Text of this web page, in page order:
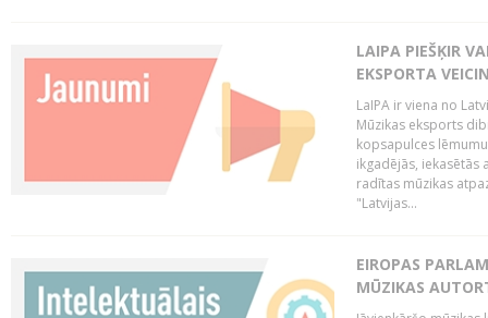
LAIPA PIEŠĶIR
EKSPORTA
LaIPA ir viena no
Mūzikas eksports
kopsapulces
ikgadējās, iekasētās
radītas mūzikas
"Latvijas...
EIROPAS
MŪZIKAS